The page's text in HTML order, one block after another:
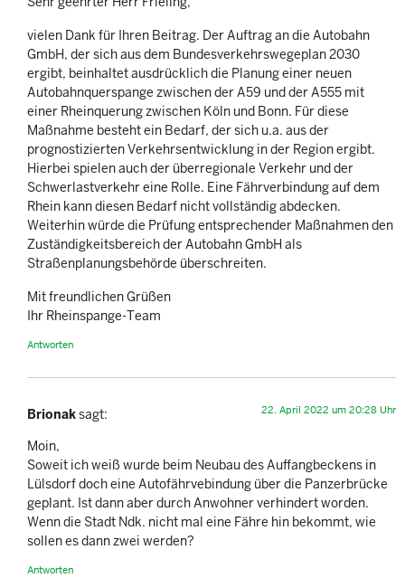
vielen Dank für Ihren Beitrag. Der Auftrag an die Autobahn
GmbH, der sich aus dem Bundesverkehrswegeplan 2030
ergibt, beinhaltet ausdrücklich die Planung einer neuen
Autobahnquerspange zwischen der A59 und der A555 mit
einer Rheinquerung zwischen Köln und Bonn. Für diese
Maßnahme besteht ein Bedarf, der sich u.a. aus der
prognostizierten Verkehrsentwicklung in der Region ergibt.
Hierbei spielen auch der überregionale Verkehr und der
Schwerlastverkehr eine Rolle. Eine Fährverbindung auf dem
Rhein kann diesen Bedarf nicht vollständig abdecken.
Weiterhin würde die Prüfung entsprechender Maßnahmen den
Zuständigkeitsbereich der Autobahn GmbH als
Straßenplanungsbehörde überschreiten.
Mit freundlichen Grüßen
Ihr Rheinspange-Team
Antworten
Brionaksagt: 22. April 2022 um 20:28 Uhr
Moin,
Soweit ich weiß wurde beim Neubau des Auffangbeckens in
Lülsdorf doch eine Autofährvebindung über die Panzerbrücke
geplant. Ist dann aber durch Anwohner verhindert worden.
Wenn die Stadt Ndk. nicht mal eine Fähre hin bekommt, wie
sollen es dann zwei werden?
Antworten